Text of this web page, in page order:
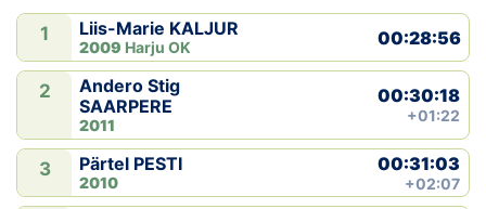
1 Liis-Marie KALJUR
2009 Harju OK 00:28:56
2
Andero Stig
SAARPERE
2011
00:30:18
+01:22
3 Pärtel PESTI
2010
00:31:03
+02:07